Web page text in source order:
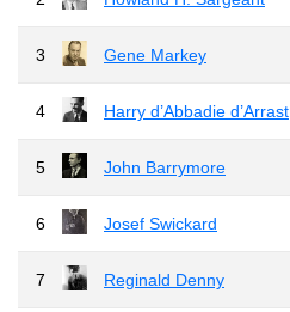
3 Gene Markey
4 Harry d’Abbadie d’Arrast
5 John Barrymore
6 Josef Swickard
7 Reginald Denny